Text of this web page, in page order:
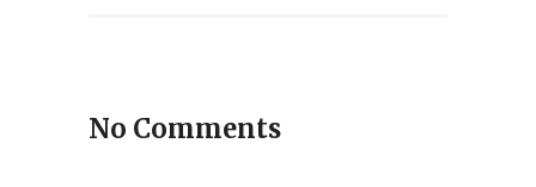
No Comments